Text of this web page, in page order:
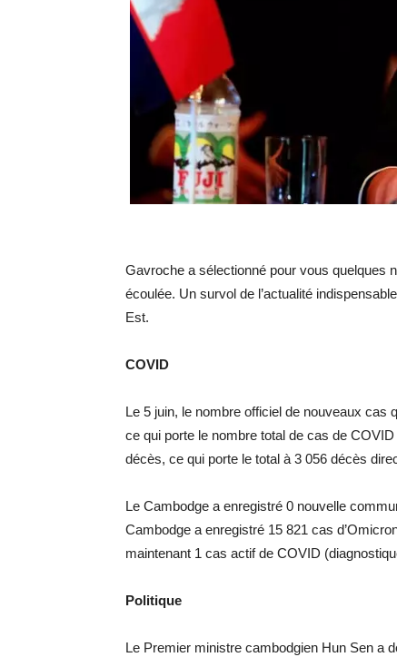
Gavroche a sélectionné pour vous quelques
écoulée. Un survol de l’actualité
Est.
COVID
Le 5 juin, le nombre officiel de nouveaux cas
ce qui porte le nombre total de cas de
décès, ce qui porte le total à 3 056 décès
Le Cambodge a enregistré 0 nouvelle
Cambodge a enregistré 15 821 cas
maintenant 1 cas actif de COVID
Politique
Le Premier ministre cambodgien Hun Sen a